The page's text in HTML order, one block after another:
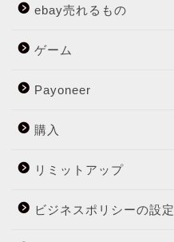
ebay売れるもの
ゲーム
Payoneer
購入
リミットアップ
ビジネスポリシーの設定